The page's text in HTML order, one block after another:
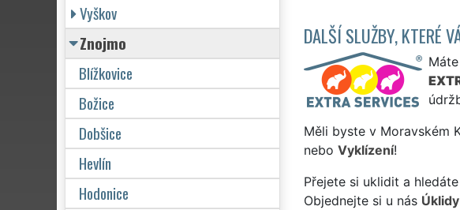
DALŠÍ SLUŽBY, KTERÉ
Měli byste v Moravském
nebo Vyklízení!
Přejete si uklidit a
Objednejte si u nás Úklidy
Vyškov
Znojmo
Blížkovice
Božice
Dobšice
Hevlín
Hodonice